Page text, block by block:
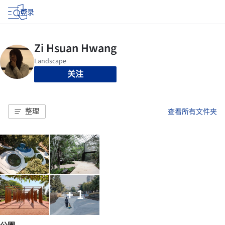
登录
关注
整理 查看所有文件夹
+ 1